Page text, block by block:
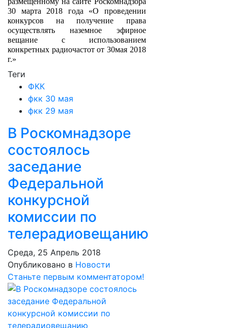
30 марта 2018 года «О проведении
конкурсов на получение права
осуществлять наземное эфирное
вещание с использованием
конкретных радиочастот от 30мая 2018
г.»
Теги
ФКК
фкк 30 мая
фкк 29 мая
В Роскомнадзоре
состоялось
заседание
Федеральной
конкурсной
комиссии по
телерадиовещанию
Среда, 25 Апрель 2018
Опубликовано в Новости
Станьте первым комментатором!